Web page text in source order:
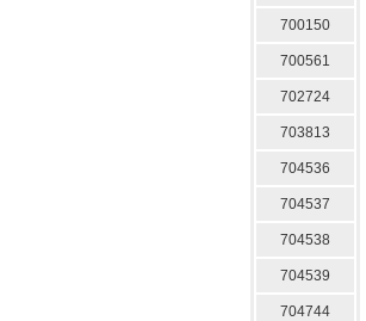
700150
700561
702724
703813
704536
704537
704538
704539
704744